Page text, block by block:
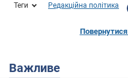
Теги Редакційна політика
Повернутися
Важливе